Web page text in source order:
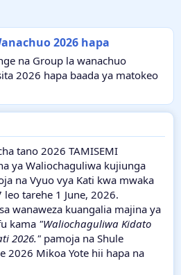
2026 hapa
na Group la wanachuo
2026 hapa baada ya matokeo
tano 2026 TAMISEMI
ya Waliochaguliwa kujiunga
na Vyuo vya Kati kwa mwaka
tarehe 1 June, 2026.
wanaweza kuangalia majina ya
kama "Waliochaguliwa Kidato
2026." pamoja na Shule
2026 Mikoa Yote hii hapa na